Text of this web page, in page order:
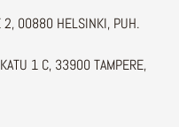
2, 00880 HELSINKI, PUH.
1 C, 33900 TAMPERE,